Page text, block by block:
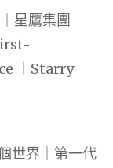
星鷹集團
｜Starry
世界｜第一代